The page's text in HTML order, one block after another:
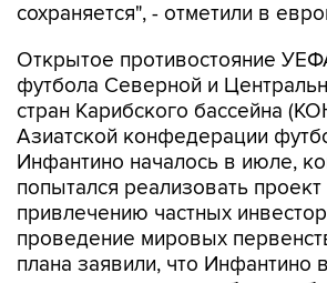
Открытое противостояние
стран Карибского бассейна
Азиатской конфедерации
Инфантино началось в июле,
попытался реализовать проект
привлечению частных
проведение мировых
плана заявили, что Инфантино в
максимизировать прибыль
футбола, игроков,